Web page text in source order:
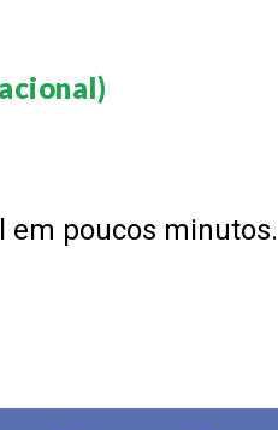
em poucos minutos.